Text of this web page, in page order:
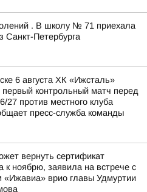
. В школу № 71 приехала
Санкт-Петербурга
6 августа ХК «Ижсталь»
первый контрольный матч перед
27 против местного клуба
пресс-служба команды
вернуть сертификат
к ноябрю, заявила на встрече с
«Ижавиа» врио главы Удмуртии